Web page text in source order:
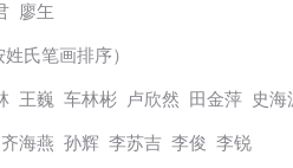
廖玍
姓氏笔画排序）
王巍 车林彬 卢欣然 田金萍 史海
海燕 孙辉 李苏吉 李俊 李锐